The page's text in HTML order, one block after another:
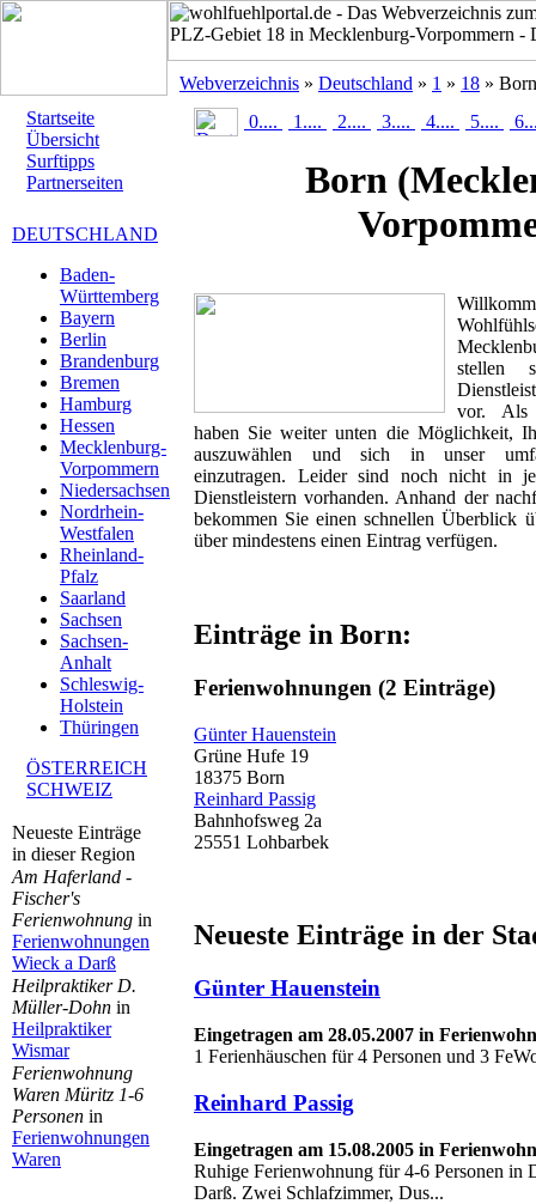
Webverzeichnis » Deutschland » 1 » 18 » Born
Startseite
Übersicht
Surftipps
Partnerseiten
DEUTSCHLAND
Baden-
Württemberg
Bayern
Berlin
Brandenburg
Bremen
Hamburg
Hessen
Mecklenburg-
Vorpommern
Niedersachsen
Nordrhein-
Westfalen
Rheinland-
Pfalz
Saarland
Sachsen
Sachsen-
Anhalt
Schleswig-
Holstein
Thüringen
ÖSTERREICH
SCHWEIZ
Neueste Einträge
in dieser Region
Am Haferland -
Fischer's
Ferienwohnung in
Ferienwohnungen
Wieck a Darß
Heilpraktiker D.
Müller-Dohn in
Heilpraktiker
Wismar
Ferienwohnung
Waren Müritz 1-6
Personen in
Ferienwohnungen
Waren
0.... 1.... 2.... 3.... 4.... 5....
Born
stellen
vor. Als
haben Sie weiter unten die Möglichkeit,
auszuwählen und sich in unser
einzutragen. Leider sind noch nicht in
Dienstleistern vorhanden. Anhand der
bekommen Sie einen schnellen Überblick
über mindestens einen Eintrag verfügen.
Einträge in Born:
Ferienwohnungen (2 Einträge)
Günter Hauenstein
Grüne Hufe 19
18375 Born
Reinhard Passig
Bahnhofsweg 2a
25551 Lohbarbek
Neueste Einträge in der
Günter Hauenstein
Eingetragen am 28.05.2007 in
1 Ferienhäuschen für 4 Personen und 3
Reinhard Passig
Eingetragen am 15.08.2005 in
Ruhige Ferienwohnung für 4-6 Personen in
Darß. Zwei Schlafzimmer, Dus...